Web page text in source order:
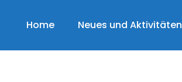
Home Neues und Aktivitäten